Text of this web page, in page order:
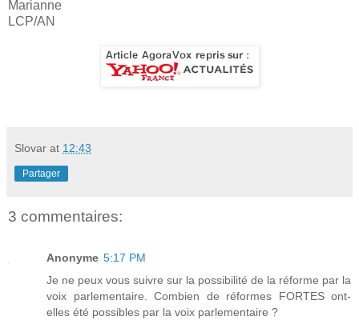
Marianne
LCP/AN
Slovar at 12:43
Partager
3 commentaires:
Anonyme 5:17 PM
Je ne peux vous suivre sur la possibilité de la réforme par la
voix parlementaire. Combien de réformes FORTES ont-
elles été possibles par la voix parlementaire ?